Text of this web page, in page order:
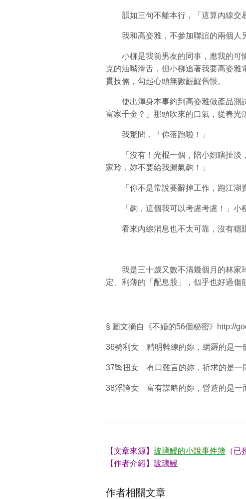
韻如三句不離本行，「這算內線交易
我和高姿雅，不參加聯誼的兩個人另
小柳是我前男友的同事，應我的可
克的油嘴滑舌，但小柳追著我要高姿
貫技倆，勾起心頭無數齷齪舊恨。
使出渾身本事約到高姿雅做產品測
富家千金？」那頭吹來的口氣，從春光
我驚問，「你落跑啦！」
「沒有！光棍一個，陪小姐瞎扯淡
家玲，妳不要給我漏氣齁！」
「你不是常說要辭掉工作，跑江湖賣
「齁，這個我可以考慮考慮！」小柳
看來內線消息也不太可靠，沒有穩
我是三十歲又數不清幾個月的林家
定、利薄的「配息股」，似乎也好過傷
§ 圖文摘自《不婚的56個秘密》http://
36勢利女 精明幹練的妳，網羅的是一
37彆扭女 有口難言的妳，祈求的是一
38浮誇女 富有謀略的妳，營造的是一
【文章來源】 玻璃鰻的小說事件簿 （已
【作者介紹】 玻璃鰻
作者相關文章